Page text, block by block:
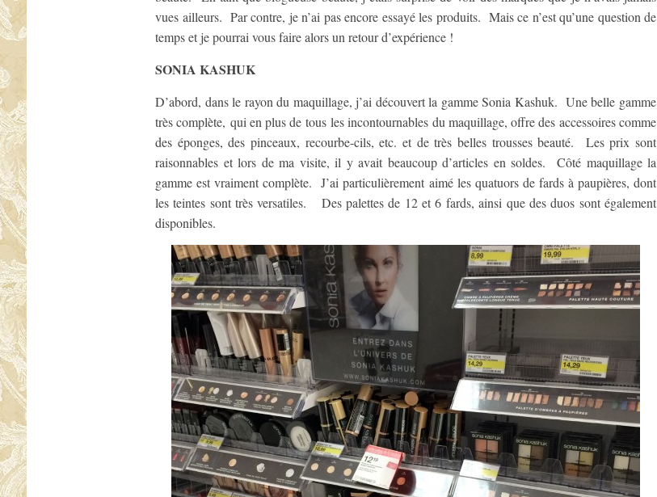
vues ailleurs. Par contre, je n’ai pas encore essayé les produits. Mais ce n’est qu’une question de
temps et je pourrai vous faire alors un retour d’expérience !
SONIA KASHUK
D’abord, dans le rayon du maquillage, j’ai découvert la gamme Sonia Kashuk. Une belle gamme
très complète, qui en plus de tous les incontournables du maquillage, offre des accessoires comme
des éponges, des pinceaux, recourbe-cils, etc. et de très belles trousses beauté. Les prix sont
raisonnables et lors de ma visite, il y avait beaucoup d’articles en soldes. Côté maquillage la
gamme est vraiment complète. J’ai particulièrement aimé les quatuors de fards à paupières, dont
les teintes sont très versatiles. Des palettes de 12 et 6 fards, ainsi que des duos sont également
disponibles.